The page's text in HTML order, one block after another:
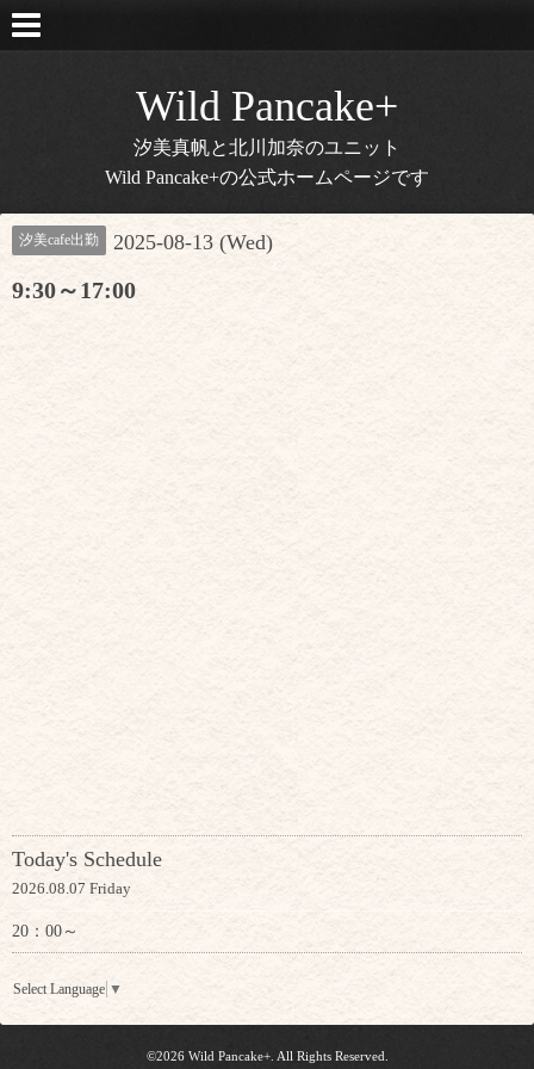
Wild Pancake+
汐美真帆と北川加奈のユニット
Wild Pancake+の公式ホームページです
汐美cafe出勤 2025-08-13 (Wed)
9:30～17:00
Today's Schedule
2026.08.07 Friday
20：00～
Select Language ▼
©2026 Wild Pancake+. All Rights Reserved.